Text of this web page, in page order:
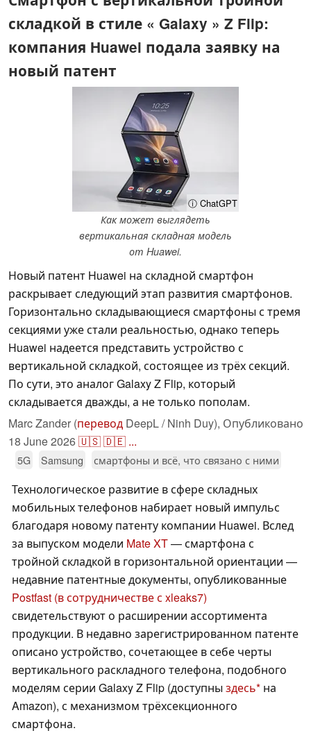
складкой в стиле « Galaxy » Z Flip:
компания Huawei подала заявку на
новый патент
ⓘ ChatGPT
Как может выглядеть
вертикальная складная модель
от Huawei.
Новый патент Huawei на складной смартфон
раскрывает следующий этап развития смартфонов.
Горизонтально складывающиеся смартфоны с тремя
секциями уже стали реальностью, однако теперь
Huawei надеется представить устройство с
вертикальной складкой, состоящее из трёх секций.
По сути, это аналог Galaxy Z Flip, который
складывается дважды, а не только пополам.
Marc Zander (перевод DeepL / Ninh Duy), Опубликовано
18 June 2026🇺🇸🇩🇪 ...
5G Samsung смартфоны и всё, что связано с ними
Технологическое развитие в сфере складных
мобильных телефонов набирает новый импульс
благодаря новому патенту компании Huawei. Вслед
за выпуском модели Mate XT— смартфона с
тройной складкой в горизонтальной ориентации —
недавние патентные документы, опубликованные
Postfast (в сотрудничестве с xleaks7)
свидетельствуют о расширении ассортимента
продукции. В недавно зарегистрированном патенте
описано устройство, сочетающее в себе черты
вертикального раскладного телефона, подобного
моделям серии Galaxy Z Flip (доступны здесь на
Amazon), с механизмом трёхсекционного
смартфона.